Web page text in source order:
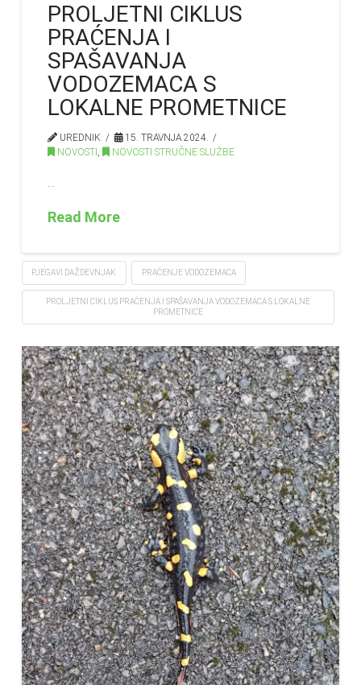
PROLJETNI CIKLUS
PRAĆENJA I
SPAŠAVANJA
VODOZEMACA S
LOKALNE PROMETNICE
UREDNIK
15. TRAVNJA 2024.
NOVOSTI , NOVOSTI STRUČNE SLUŽBE
Read More
PJEGAVI DAŽDEVNJAK PRAĆENJE VODOZEMACA
PROLJETNI CIKLUS PRAĆENJA I SPAŠAVANJA VODOZEMACA S LOKALNE
PROMETNICE